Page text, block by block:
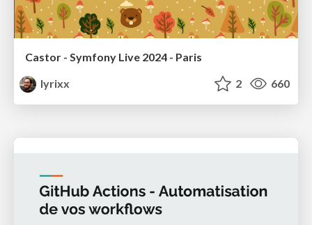
Castor - Symfony Live 2024 - Paris
lyrixx
2 660